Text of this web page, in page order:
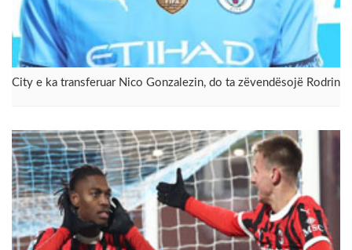
City e ka transferuar Nico Gonzalezin, do ta zëvendësojë Rodrin